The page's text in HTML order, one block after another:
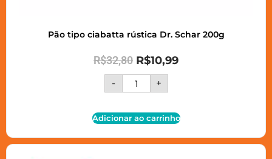
Pão tipo ciabatta rústica Dr. Schar 200g
R$32,80 R$10,99
- +
Adicionar ao carrinho